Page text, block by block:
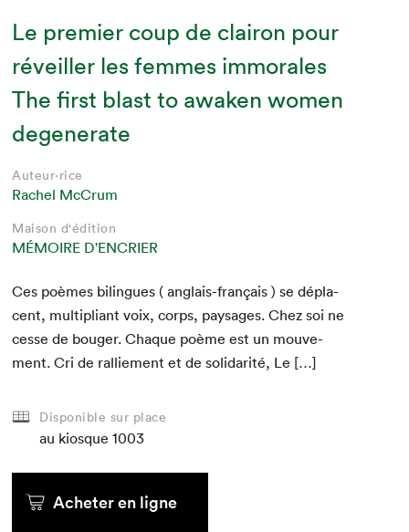
Le premier coup de clairon pour
réveiller les femmes immorales
The first blast to awaken women
degenerate
Auteur·rice
Rachel McCrum
Maison d'édition
MÉMOIRE D'ENCRIER
Ces poèmes bilingues ( anglais-français ) se dépla­
cent, mul­ti­pli­ant voix, corps, paysages. Chez soi ne
cesse de bouger. Chaque poème est un mou­ve­
ment. Cri de ral­liement et de sol­i­dar­ité, Le […]
Disponible sur place
au kiosque 1003
Acheter en ligne